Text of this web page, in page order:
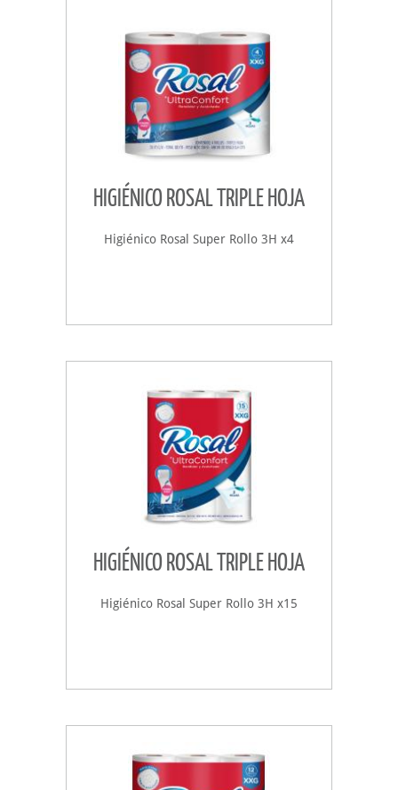
HIGIÉNICO ROSAL TRIPLE HOJA
Higiénico Rosal Super Rollo 3H x4
HIGIÉNICO ROSAL TRIPLE HOJA
Higiénico Rosal Super Rollo 3H x15